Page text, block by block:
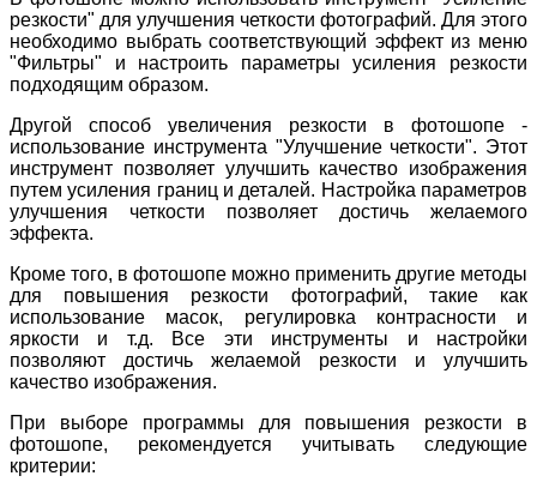
резкости" для улучшения четкости фотографий. Для этого
необходимо выбрать соответствующий эффект из меню
"Фильтры" и настроить параметры усиления резкости
подходящим образом.
Другой способ увеличения резкости в фотошопе -
использование инструмента "Улучшение четкости". Этот
инструмент позволяет улучшить качество изображения
путем усиления границ и деталей. Настройка параметров
улучшения четкости позволяет достичь желаемого
эффекта.
Кроме того, в фотошопе можно применить другие методы
для повышения резкости фотографий, такие как
использование масок, регулировка контрасности и
яркости и т.д. Все эти инструменты и настройки
позволяют достичь желаемой резкости и улучшить
качество изображения.
При выборе программы для повышения резкости в
фотошопе, рекомендуется учитывать следующие
критерии: